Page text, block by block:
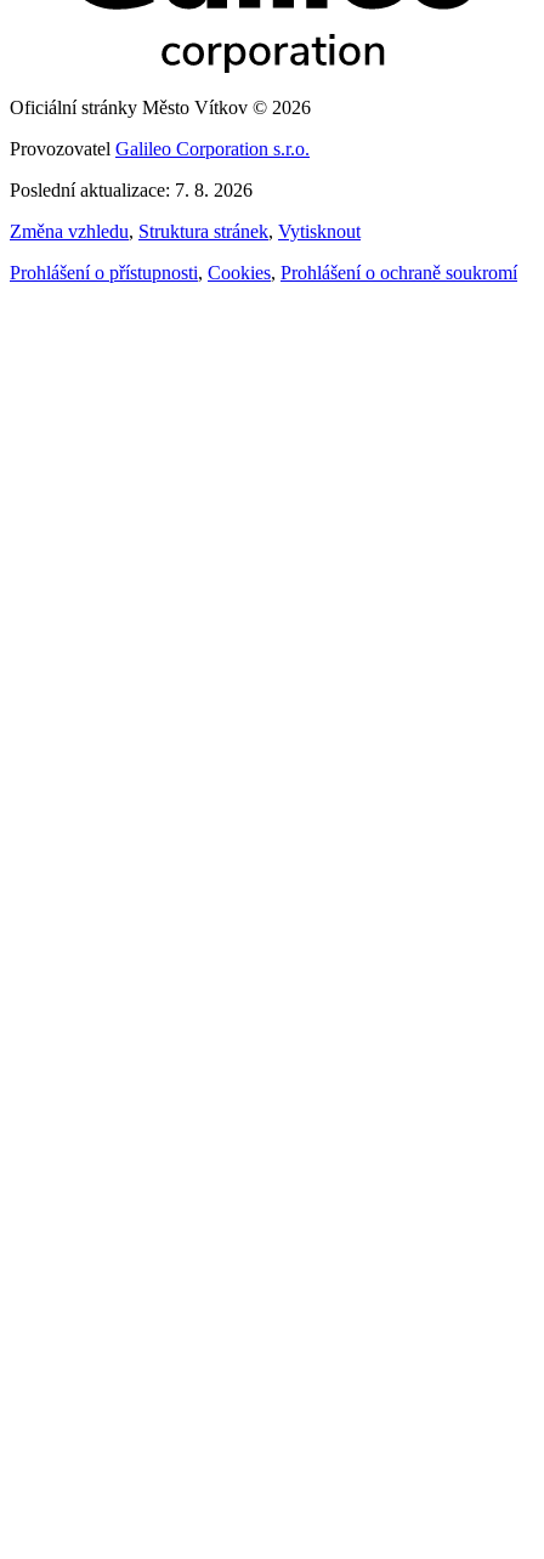
Oficiální stránky Město Vítkov © 2026
Provozovatel Galileo Corporation s.r.o.
Poslední aktualizace: 7. 8. 2026
Změna vzhledu, Struktura stránek, Vytisknout
Prohlášení o přístupnosti, Cookies, Prohlášení o ochraně soukromí